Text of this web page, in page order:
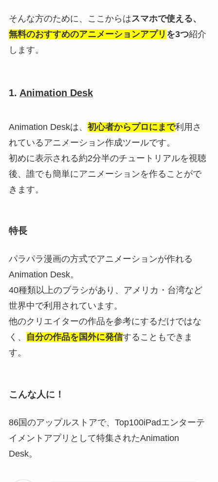
そんな方のために、ここからはスマホで使える、
無料のおすすめのアニメーションアプリ を3つ紹介
します。
1. Animation Desk
Animation Deskは、 初心者からプロにまで利用さ
れているアニメーション作成ツールです。
初めに表示される約2分半のチュートリアルを視聴
後、誰でも簡単にアニメーションを作ることがで
きます。
特長
パラパラ漫画の方式でアニメーションが作れる
Animation Desk。
40種類以上のブラシがあり、アメリカ・台湾など
世界中で利用されています。
他のクリエイターの作品を参考にするだけではな
く、
自分の作品を国外に発信することもできま
す。
こんな人に！
86国のアップルストアで、Top100iPadエンターテ
イメントアプリとして特集されたAnimation
Desk。